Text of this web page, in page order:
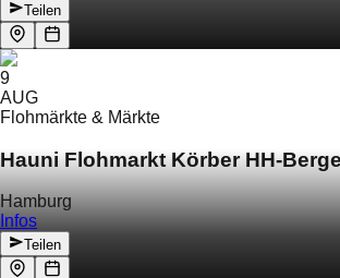
Teilen
9
AUG
Flohmärkte & Märkte
Hauni Flohmarkt Körber HH-
Hamburg
Infos
Teilen